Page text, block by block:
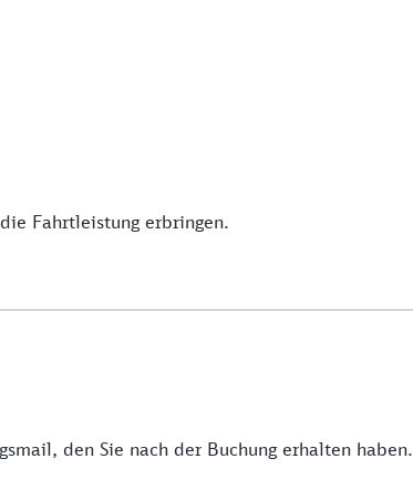
Fahrtleistung erbringen.
den Sie nach der Buchung erhalten haben.